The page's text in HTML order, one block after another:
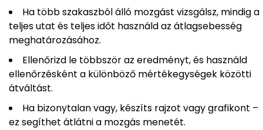
Ha több szakaszból álló mozgást vizsgálsz, mindig a
teljes utat és teljes időt használd az átlagsebesség
meghatározásához.
Ellenőrizd le többször az eredményt, és használd
ellenőrzésként a különböző mértékegységek közötti
átváltást.
Ha bizonytalan vagy, készíts rajzot vagy grafikont –
ez segíthet átlátni a mozgás menetét.